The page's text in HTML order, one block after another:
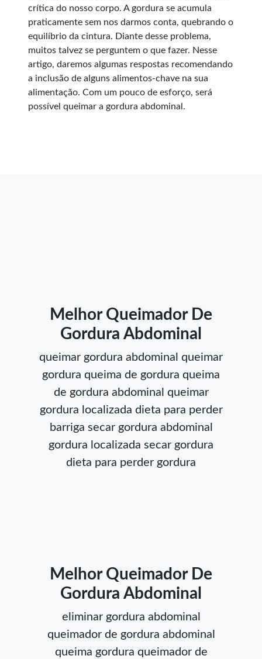
crítica do nosso corpo. A gordura se acumula
praticamente sem nos darmos conta, quebrando o
equilíbrio da cintura. Diante desse problema,
muitos talvez se perguntem o que fazer. Nesse
artigo, daremos algumas respostas recomendando
a inclusão de alguns alimentos-chave na sua
alimentação. Com um pouco de esforço, será
possível queimar a gordura abdominal.
Melhor Queimador De
Gordura Abdominal
queimar gordura abdominal queimar
gordura queima de gordura queima
de gordura abdominal queimar
gordura localizada dieta para perder
barriga secar gordura abdominal
gordura localizada secar gordura
dieta para perder gordura
Melhor Queimador De
Gordura Abdominal
eliminar gordura abdominal
queimador de gordura abdominal
queima gordura queimador de